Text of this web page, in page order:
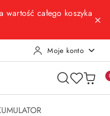
wartość całego koszyka
Moje konto